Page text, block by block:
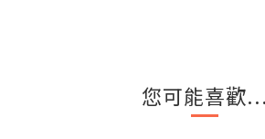
您可能喜歡...